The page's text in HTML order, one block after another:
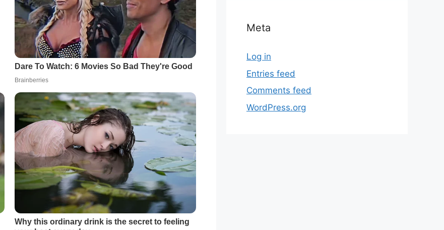
Meta
Log in
Entries feed
Comments feed
WordPress.org